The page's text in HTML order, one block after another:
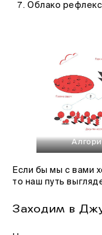
Облако
Если бы мы с вами
то наш путь
Заходим в